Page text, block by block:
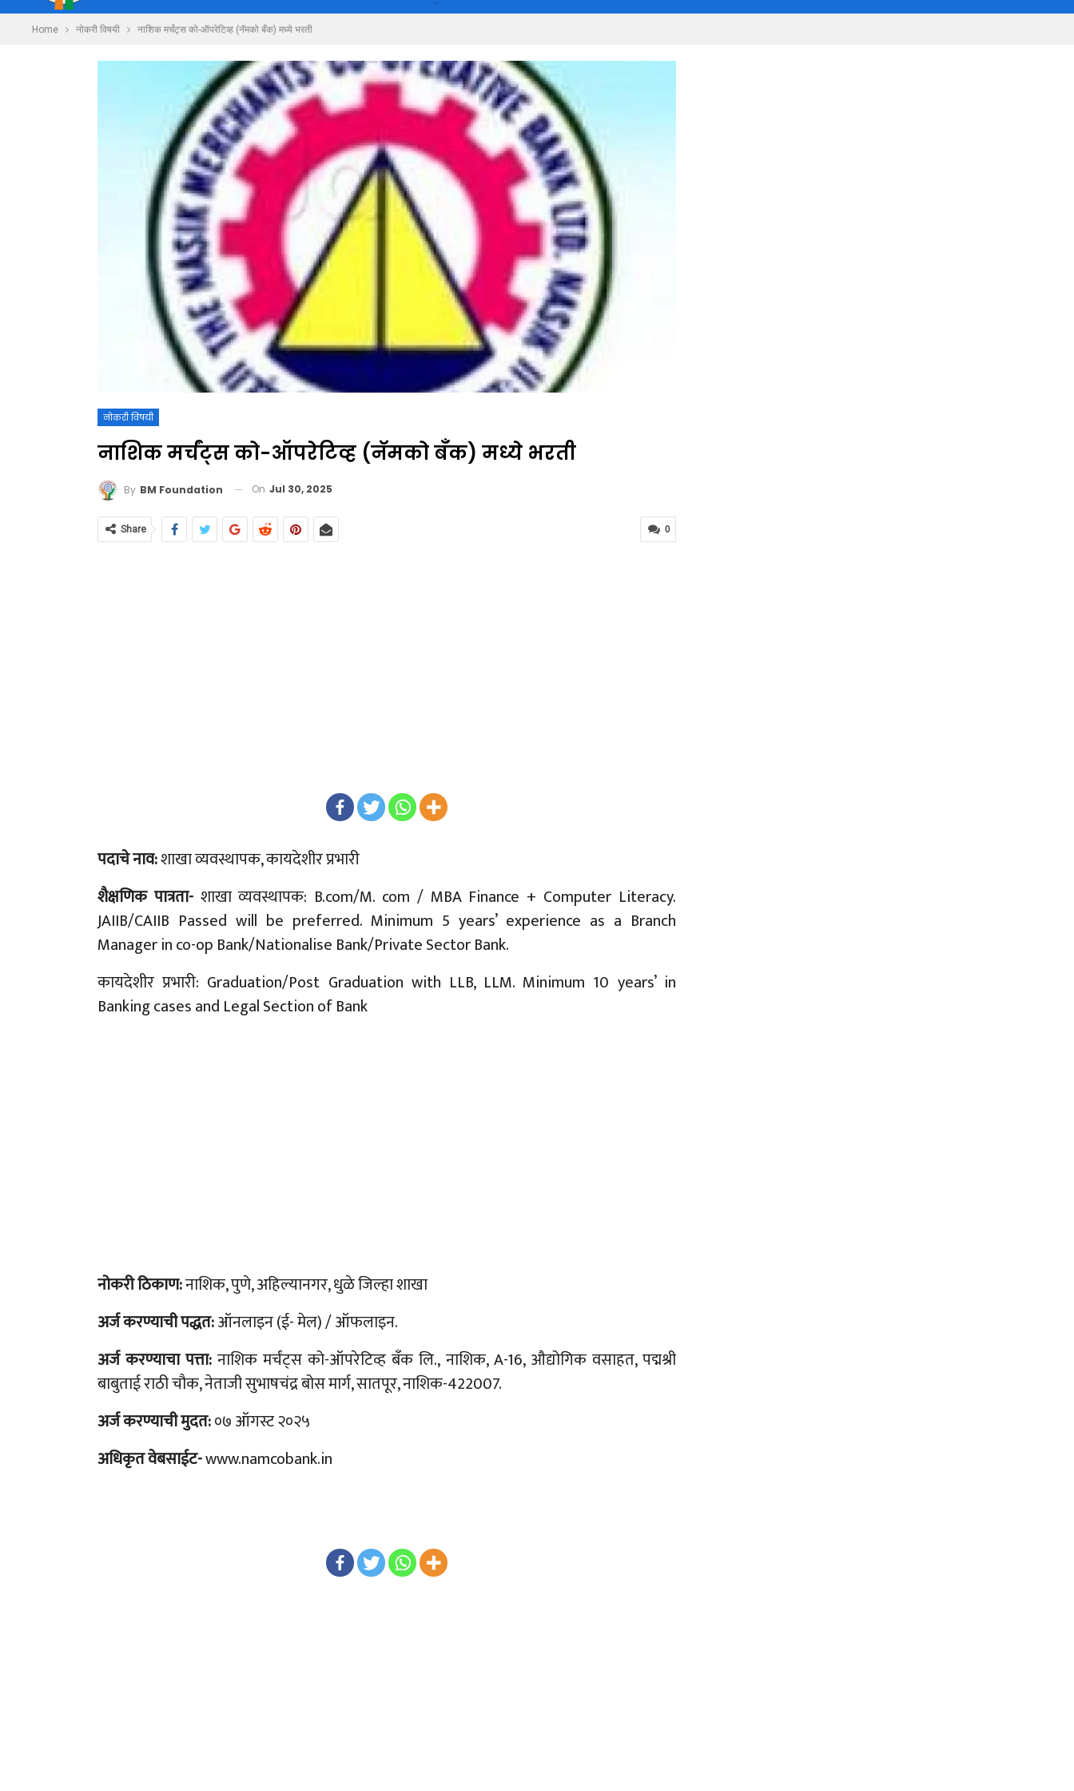
Home नोकरी विषयी नाशिक मर्चंट्स को-ऑपरेटिव्ह (नॅमको बँक) मध्ये भरती
नोकरी विषयी
नाशिक मर्चंट्स को-ऑपरेटिव्ह (नॅमको बँक) मध्ये भरती
By BM Foundation On Jul 30, 2025
0
Share
पदाचे नाव:शाखा व्यवस्थापक, कायदेशीर प्रभारी
शैक्षणिक पात्रता-शाखा व्यवस्थापक: B.com/M. com / MBA Finance + Computer Literacy.
JAIIB/CAIIB Passed will be preferred. Minimum 5 years’ experience as a Branch
Manager in co-op Bank/Nationalise Bank/Private Sector Bank.
कायदेशीर प्रभारी: Graduation/Post Graduation with LLB, LLM. Minimum 10 years’ in
Banking cases and Legal Section of Bank
नोकरी ठिकाण:नाशिक, पुणे, अहिल्यानगर, धुळे जिल्हा शाखा
अर्ज करण्याची पद्धत:ऑनलाइन (ई- मेल) / ऑफलाइन.
अर्ज करण्याचा पत्ता: नाशिक मर्चंट्स को-ऑपरेटिव्ह बँक लि., नाशिक, A-16, औद्योगिक वसाहत, पद्मश्री
बाबुताई राठी चौक, नेताजी सुभाषचंद्र बोस मार्ग, सातपूर, नाशिक-422007.
अर्ज करण्याची मुदत:०७ ऑगस्ट २०२५
अधिकृत वेबसाईट-www.namcobank.in